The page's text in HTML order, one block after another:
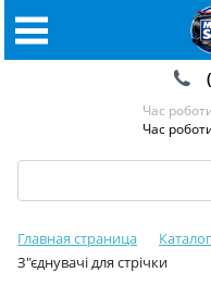
Час
Час
Главная страница Каталог
З"єднувачі для стрічки